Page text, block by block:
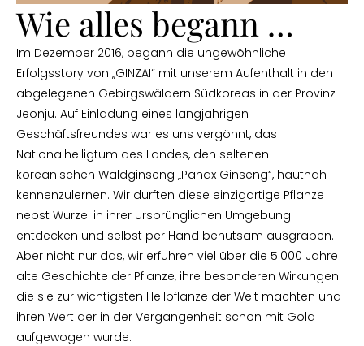
Wie alles begann …
Im Dezember 2016, begann die ungewöhnliche
Erfolgsstory von „GINZAI“ mit unserem Aufenthalt in den
abgelegenen Gebirgswäldern Südkoreas in der Provinz
Jeonju. Auf Einladung eines langjährigen
Geschäftsfreundes war es uns vergönnt, das
Nationalheiligtum des Landes, den seltenen
koreanischen Waldginseng „Panax Ginseng“, hautnah
kennenzulernen. Wir durften diese einzigartige Pflanze
nebst Wurzel in ihrer ursprünglichen Umgebung
entdecken und selbst per Hand behutsam ausgraben.
Aber nicht nur das, wir erfuhren viel über die 5.000 Jahre
alte Geschichte der Pflanze, ihre besonderen Wirkungen
die sie zur wichtigsten Heilpflanze der Welt machten und
ihren Wert der in der Vergangenheit schon mit Gold
aufgewogen wurde.